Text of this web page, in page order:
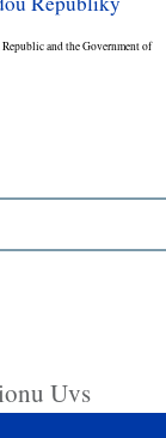
and the Government of
Uvs